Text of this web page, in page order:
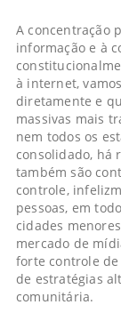
A concentração
informação e à
à internet,
diretamente e
massivas mais
nem todos os
consolidado, há
também são
controle,
pessoas, em
cidades
mercado de
forte controle
de estratégias
comunitária.